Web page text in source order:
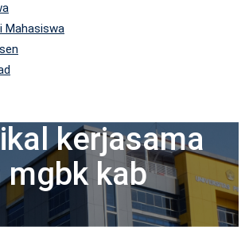
Mahasiswa
kerjasama
mgbk kab